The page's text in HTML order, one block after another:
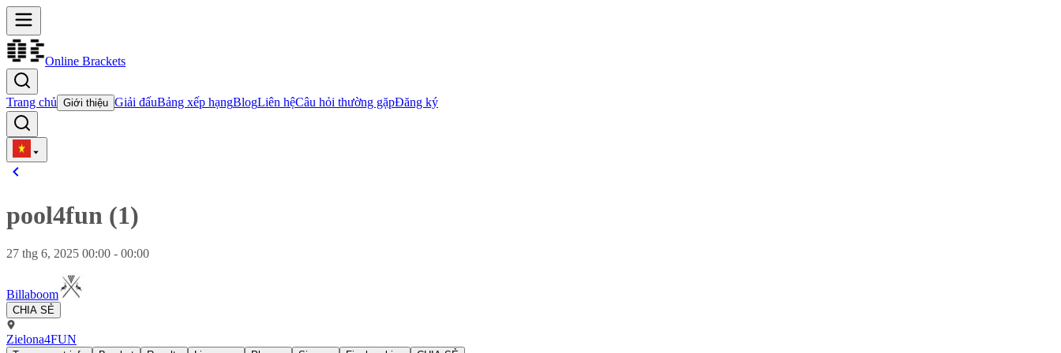
Online Brackets
Trang chủ Giới thiệu Giải đấuBảng xếp hạngBlogLiên hệCâu hỏi thường gặpĐăng ký
pool4fun (1)
27 thg 6, 2025 00:00 - 00:00
Billaboom
CHIA SẺ
Zielona4FUN